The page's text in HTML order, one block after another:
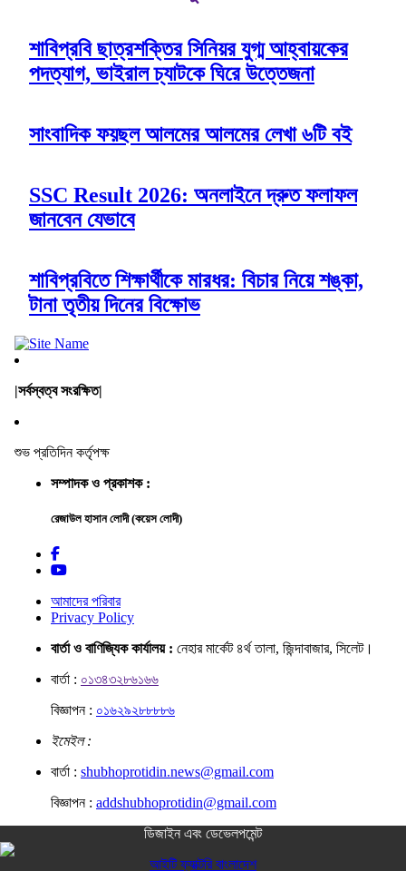
শাবিপ্রবি ছাত্রশক্তির সিনিয়র যুগ্ম আহ্বায়কের
পদত্যাগ, ভাইরাল চ্যাটকে ঘিরে উত্তেজনা
সাংবাদিক ফয়ছল আলমের আলমের লেখা ৬টি বই
SSC Result 2026: অনলাইনে দ্রুত ফলাফল
জানবেন যেভাবে
শাবিপ্রবিতে শিক্ষার্থীকে মারধর: বিচার নিয়ে শঙ্কা,
টানা তৃতীয় দিনের বিক্ষোভ
|সর্বস্বত্ব সংরক্ষিত|
শুভ প্রতিদিন কর্তৃপক্ষ
সম্পাদক ও প্রকাশক :
রেজাউল হাসান লোদী (কয়েস লোদী)
আমাদের পরিবার
Privacy Policy
বার্তা ও বাণিজ্যিক কার্যালয় : নেহার মার্কেট ৪র্থ তালা, জিন্দাবাজার, সিলেট।
বার্তা : ০১৩৪৩২৮৬১৬৬
বিজ্ঞাপন : ০১৬২৯২৮৮৮৮৬
ইমেইল :
বার্তা : shubhoprotidin.news@gmail.com
বিজ্ঞাপন : addshubhoprotidin@gmail.com
ডিজাইন এবং ডেভেলপমেন্ট
আইটি ফ্যাক্টরি বাংলাদেশ